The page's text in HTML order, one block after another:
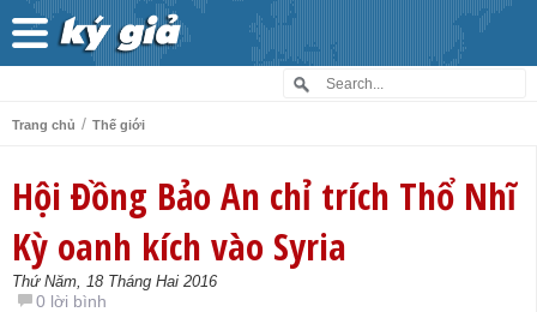
Trang chủ / Thế giới
Hội Đồng Bảo An chỉ trích Thổ Nhĩ
Kỳ oanh kích vào Syria
Thứ Năm, 18 Tháng Hai 2016
0 lời bình